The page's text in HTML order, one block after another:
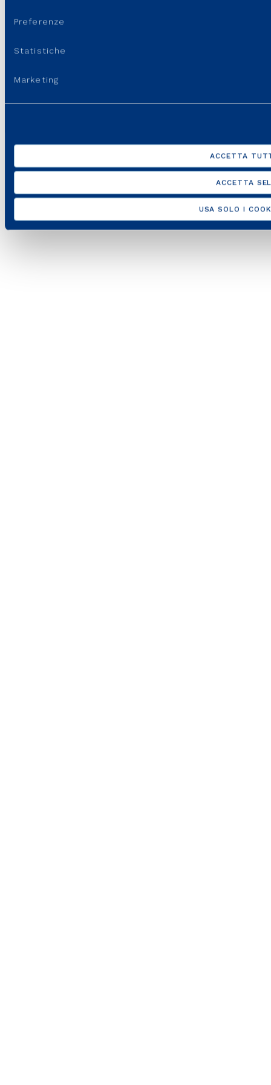
Preferenze
Statistiche
Marketing
ACCETTA
ACCETTA
USA SOLO I